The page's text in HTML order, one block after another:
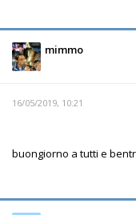
mimmo
16/05/2019, 10:21
buongiorno a tutti e